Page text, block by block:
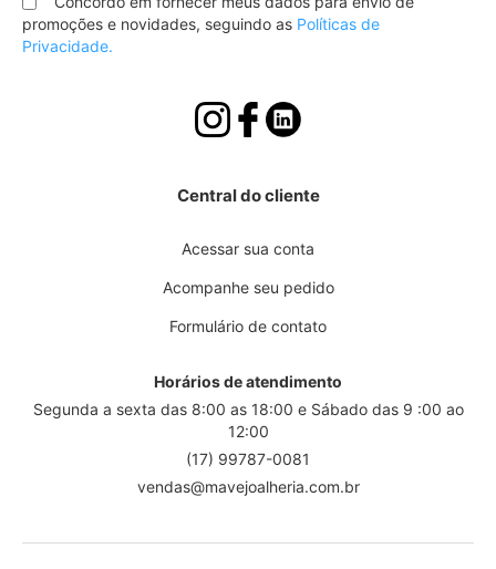
Newsletter:
promoções e novidades, seguindo as Políticas de
Privacidade.
Central do cliente
Acessar sua conta
Acompanhe seu pedido
Formulário de contato
Horários de atendimento
Segunda a sexta das 8:00 as 18:00 e Sábado das 9 :00 ao
12:00
(17) 99787-0081
vendas@mavejoalheria.com.br